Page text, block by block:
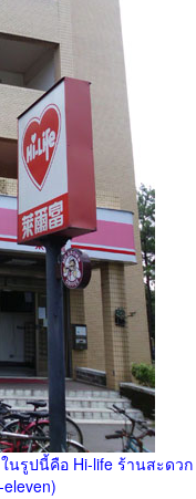
นรูปนี้คือ Hi-life ร้านสะดวก